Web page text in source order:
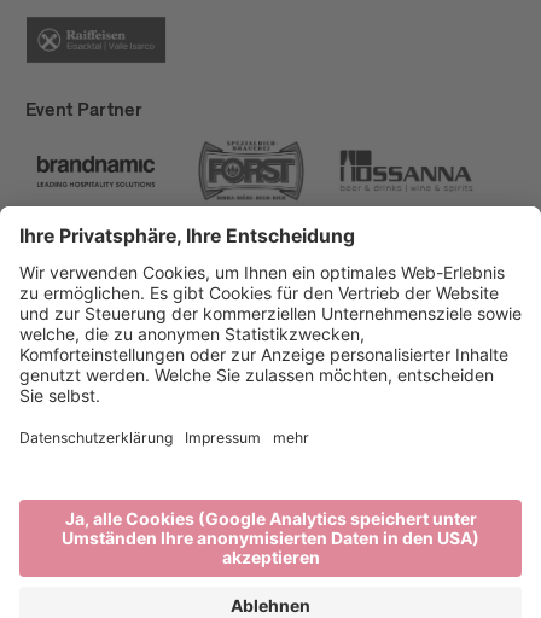
Event Partner
Brixen Tourismus
Privacy
Impressum
Förderungen
produced by